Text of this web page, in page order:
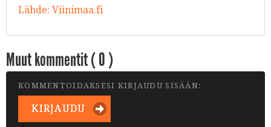
Lähde: Viinimaa.fi
Muut kommentit (0)
KOMMENTOIDAKSESI KIRJAUDU SISÄÄN:
KIRJAUDU